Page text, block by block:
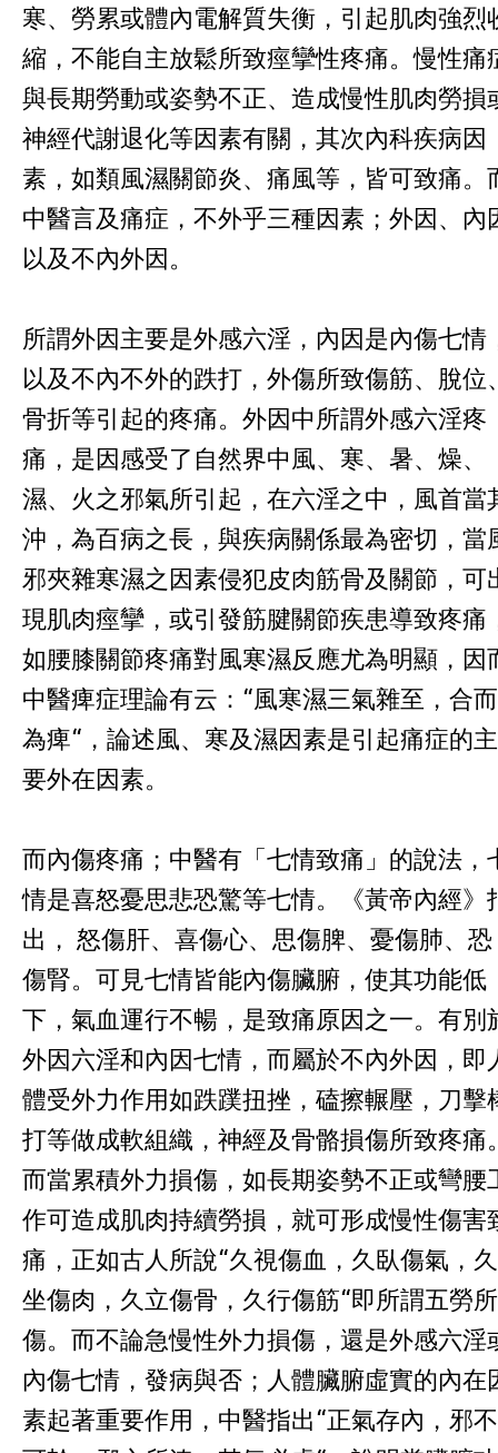
寒、勞累或體內電解質失衡，引起肌肉強烈
縮，不能自主放鬆所致痙攣性疼痛。慢性痛
與長期勞動或姿勢不正、造成慢性肌肉勞損
神經代謝退化等因素有關，其次內科疾病因
素，如類風濕關節炎、痛風等，皆可致痛。
中醫言及痛症，不外乎三種因素；外因、內
以及不內外因。
所謂外因主要是外感六淫，內因是內傷七情
以及不內不外的跌打，外傷所致傷筋、脫位
骨折等引起的疼痛。外因中所謂外感六淫疼
痛，是因感受了自然界中風、寒、暑、燥、
濕、火之邪氣所引起，在六淫之中，風首當
沖，為百病之長，與疾病關係最為密切，當
邪夾雜寒濕之因素侵犯皮肉筋骨及關節，可
現肌肉痙攣，或引發筋腱關節疾患導致疼痛
如腰膝關節疼痛對風寒濕反應尤為明顯，因
中醫痺症理論有云：“風寒濕三氣雜至，合而
為痺“，論述風、寒及濕因素是引起痛症的主
要外在因素。
而內傷疼痛；中醫有「七情致痛」的說法，
情是喜怒憂思悲恐驚等七情。《黃帝內經》
出， 怒傷肝、喜傷心、思傷脾、憂傷肺、恐
傷腎。可見七情皆能內傷臟腑，使其功能低
下，氣血運行不暢，是致痛原因之一。有別
外因六淫和內因七情，而屬於不內外因，即
體受外力作用如跌蹼扭挫，磕擦輾壓，刀擊
打等做成軟組織，神經及骨骼損傷所致疼痛
而當累積外力損傷，如長期姿勢不正或彎腰
作可造成肌肉持續勞損，就可形成慢性傷害
痛，正如古人所說“久視傷血，久臥傷氣，久
坐傷肉，久立傷骨，久行傷筋“即所謂五勞所
傷。而不論急慢性外力損傷，還是外感六淫
內傷七情，發病與否；人體臟腑虛實的內在
素起著重要作用，中醫指出“正氣存內，邪不